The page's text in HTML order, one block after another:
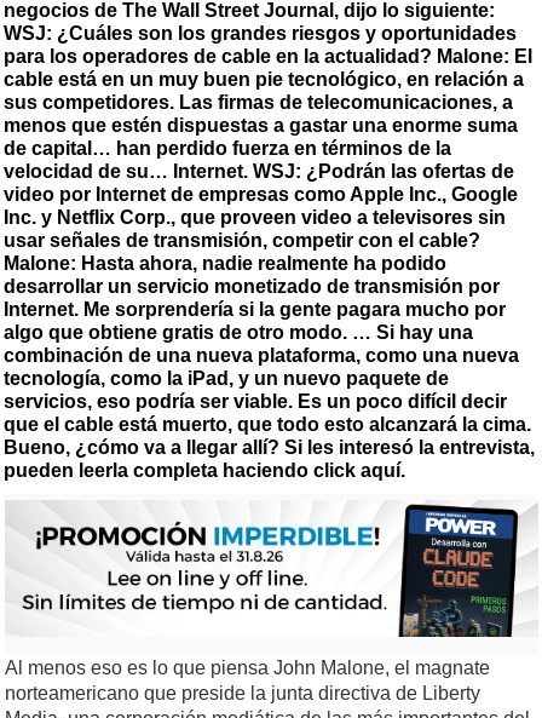
negocios de The Wall Street Journal, dijo lo siguiente:
WSJ: ¿Cuáles son los grandes riesgos y oportunidades
para los operadores de cable en la actualidad? Malone: El
cable está en un muy buen pie tecnológico, en relación a
sus competidores. Las firmas de telecomunicaciones, a
menos que estén dispuestas a gastar una enorme suma
de capital… han perdido fuerza en términos de la
velocidad de su… Internet. WSJ: ¿Podrán las ofertas de
video por Internet de empresas como Apple Inc., Google
Inc. y Netflix Corp., que proveen video a televisores sin
usar señales de transmisión, competir con el cable?
Malone: Hasta ahora, nadie realmente ha podido
desarrollar un servicio monetizado de transmisión por
Internet. Me sorprendería si la gente pagara mucho por
algo que obtiene gratis de otro modo. … Si hay una
combinación de una nueva plataforma, como una nueva
tecnología, como la iPad, y un nuevo paquete de
servicios, eso podría ser viable. Es un poco difícil decir
que el cable está muerto, que todo esto alcanzará la cima.
Bueno, ¿cómo va a llegar allí? Si les interesó la entrevista,
pueden leerla completa haciendo click aquí.
Al menos eso es lo que piensa John Malone, el magnate
norteamericano que preside la junta directiva de Liberty